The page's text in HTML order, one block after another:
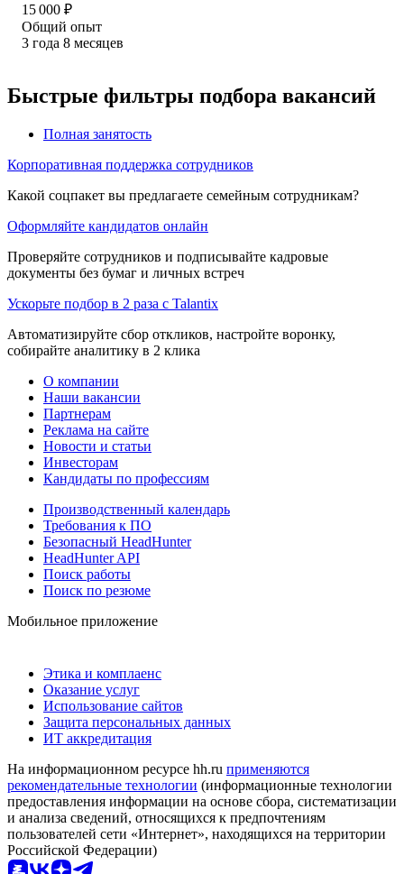
15 000 ₽
Общий опыт
3 года 8 месяцев
Быстрые фильтры подбора вакансий
Полная занятость
Корпоративная поддержка сотрудников
Какой соцпакет вы предлагаете семейным сотрудникам?
Оформляйте кандидатов онлайн
Проверяйте сотрудников и подписывайте кадровые
документы без бумаг и личных встреч
Ускорьте подбор в 2 раза с Talantix
Автоматизируйте сбор откликов, настройте воронку,
собирайте аналитику в 2 клика
О компании
Наши вакансии
Партнерам
Реклама на сайте
Новости и статьи
Инвесторам
Кандидаты по профессиям
Производственный календарь
Требования к ПО
Безопасный HeadHunter
HeadHunter API
Поиск работы
Поиск по резюме
Мобильное приложение
Этика и комплаенс
Оказание услуг
Использование сайтов
Защита персональных данных
ИТ аккредитация
На информационном ресурсе hh.ru применяются
рекомендательные технологии (информационные технологии
предоставления информации на основе сбора, систематизации
и анализа сведений, относящихся к предпочтениям
пользователей сети «Интернет», находящихся на территории
Российской Федерации)